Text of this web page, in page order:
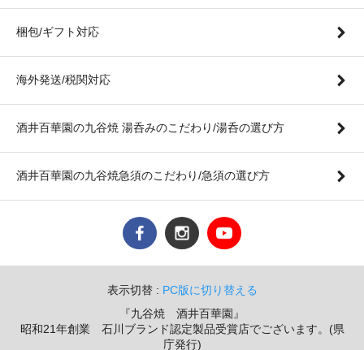
梱包/ギフト対応
海外発送/税関対応
酒井百華園の九谷焼 湯呑みのこだわり/湯呑の選び方
酒井百華園の九谷焼急須のこだわり/急須の選び方
表示切替 : PC版に切り替える
『九谷焼 酒井百華園』
昭和21年創業 石川ブランド認定製品受賞店でございます。(県
庁発行)